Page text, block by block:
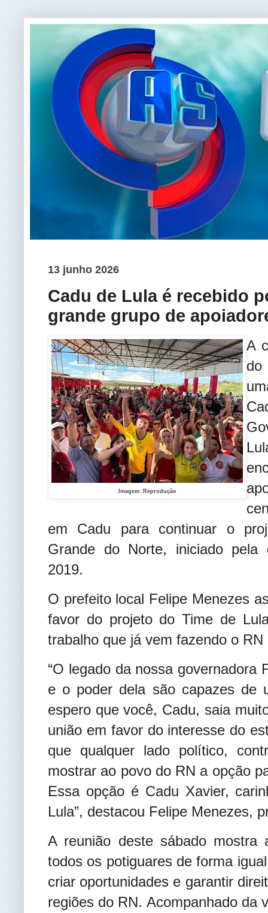
13 junho 2026
Cadu de Lula é recebido
grande grupo de
Imagem: Reprodução
A
do
em Cadu para continuar o
Grande do Norte, iniciado pela
2019.
O prefeito local Felipe Menezes
favor do projeto do Time de
trabalho que já vem fazendo o
“O legado da nossa governadora
e o poder dela são capazes de
espero que você, Cadu, saia
união em favor do interesse do
que qualquer lado político,
mostrar ao povo do RN a opção
Essa opção é Cadu Xavier,
Lula”, destacou Felipe Menezes,
A reunião deste sábado
todos os potiguares de forma
criar oportunidades e garantir
regiões do RN. Acompanhado da